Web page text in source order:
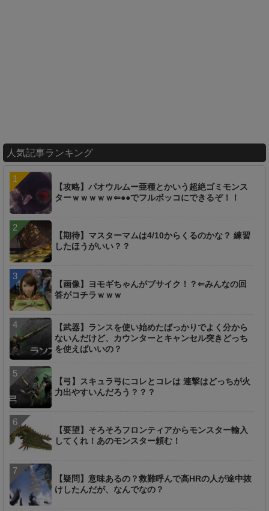
人気記事ランキング
【攻略】パオウルムー亜種とかいう超絶ゴミモンス
ターｗｗｗｗｗ⇐●●でフルボッコにできるぞ！！
【期待】マスターマムは4/10からくるのかな？ 練習
したほうがいい？？
【画像】ヨモギちゃんがブサイク！？⇐みんなの回
答がコチラｗｗｗ
【武器】ランスを使い始めたばっかりでよく分から
ないんだけど、カウンターとキャンセル突きどっち
を使えばいいの？
【弓】スキュラ弓にコレとコレは 連撃はどっちが火
力出やすいんだろう？？？
【要望】そろそろフロンティアからモンスター輸入
してくれ！あのモンスター頼む！
【疑問】意味あるの？救難呼んで高HRの人が途中抜
けしたんだが、なんでなの？